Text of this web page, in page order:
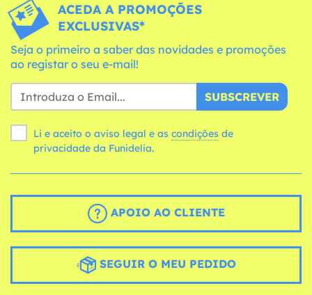
ACEDA A PROMOÇÕES
EXCLUSIVAS*
Seja o primeiro a saber das novidades e promoções
ao registar o seu e-mail!
SUBSCREVER
Li e aceito o aviso legal e as condições
privacidade da Funidelia.
APOIO AO CLIENTE
SEGUIR O MEU PEDIDO